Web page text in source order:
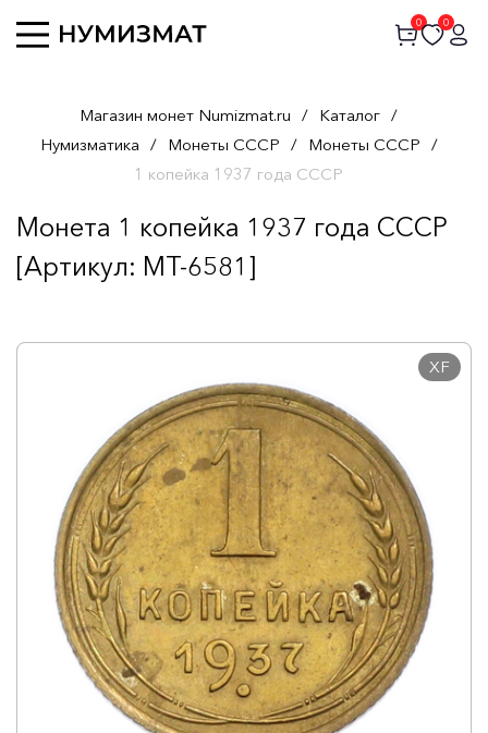
0 0
Магазин монет Numizmat.ru / Каталог /
Нумизматика / Монеты СССР / Монеты СССР /
1 копейка 1937 года СССР
Монета 1 копейка 1937 года СССР
[Артикул: MT-6581]
XF